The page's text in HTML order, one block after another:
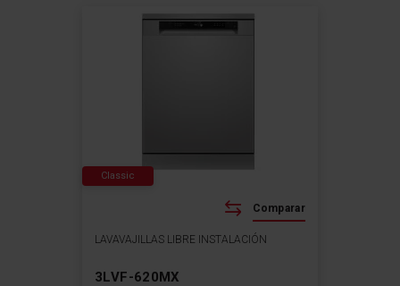
LAVAVAJILLAS LIBRE INSTALACIÓN
3LVF-620MX
Comparar
Classic